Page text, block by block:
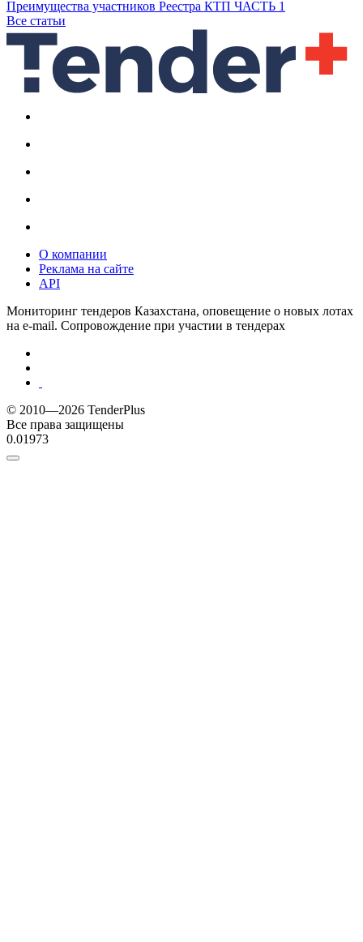
Преимущества участников Реестра КТП ЧАСТЬ 1
Все статьи
О компании
Реклама на сайте
API
Мониторинг тендеров Казахстана, оповещение о новых лотах
на e-mail. Сопровождение при участии в тендерах
© 2010—2026 TenderPlus
Все права защищены
0.01973